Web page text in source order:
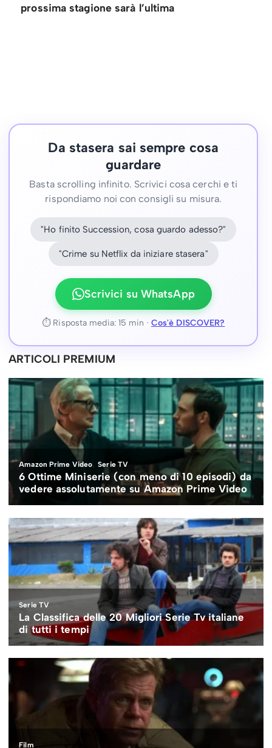
prossima stagione sarà l’ultima
Da stasera sai sempre cosa
guardare
Basta scrolling infinito. Scrivici cosa cerchi e ti
rispondiamo noi con consigli su misura.
"Ho finito Succession, cosa guardo adesso?"
"Crime su Netflix da iniziare stasera"
Scrivici su WhatsApp
⏱ Risposta media: 15 min · Cos'è DISCOVER?
ARTICOLI PREMIUM